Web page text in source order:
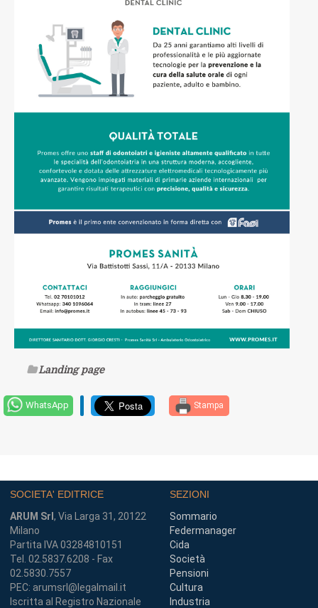
Landing page
WhatsApp Stampa
SOCIETA' EDITRICE
ARUM Srl , Via Larga 31, 20122
Milano
Partita IVA 03284810151
Tel. 02.5837.6208 - Fax
02.5830.7557
PEC: arumsrl@legalmail.it
Iscritta al Registro Nazionale
SEZIONI
Sommario
Federmanager
Cida
Società
Pensioni
Cultura
Industria